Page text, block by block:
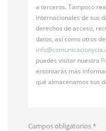
a terceros. Tampoco
internacionales de sus
derechos de acceso,
datos, así como otros
info@
puedes visitar nuestra
entontarás más
qué almacenamos sus
Campos obligatorios*